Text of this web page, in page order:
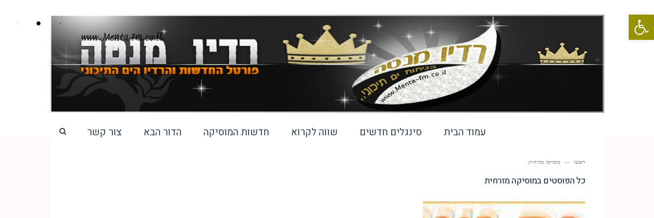
פתח סרגל נגישות
עמוד הבית סינגלים חדשים שווה לקרוא חדשות המוסיקה הדור הבא צור קשר
ראשי — מוסיקה מזרחית
כל הפוסטים במוסיקה מזרחית